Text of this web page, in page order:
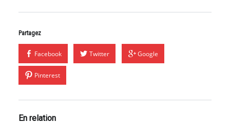
Partagez
Facebook Twitter Google
Pinterest
En relation